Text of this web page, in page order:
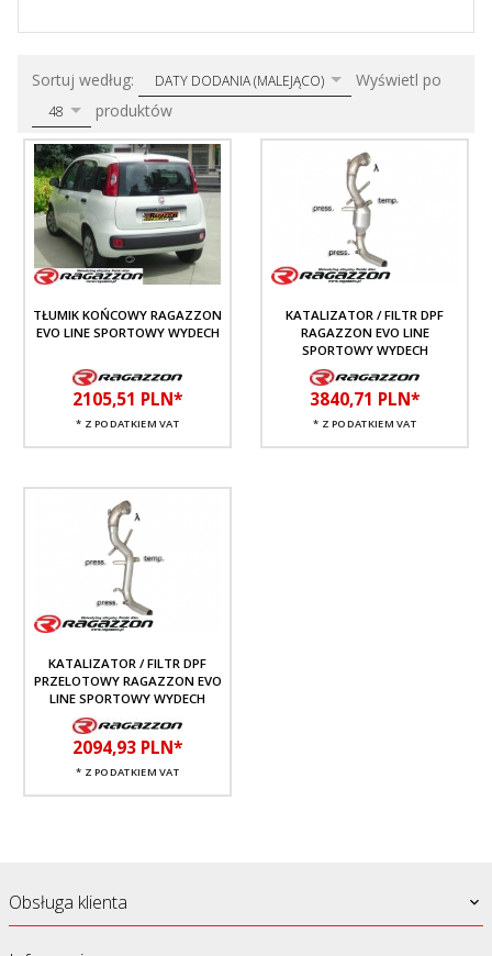
Sortuj według: sortDATY DODANIA (MALEJĄCO) Wyświetl po
48 produktów
TŁUMIK KOŃCOWY RAGAZZON
EVO LINE SPORTOWY WYDECH
2105,51 PLN*
* Z PODATKIEM VAT
KATALIZATOR / FILTR DPF
RAGAZZON EVO LINE
SPORTOWY WYDECH
3840,71 PLN*
* Z PODATKIEM VAT
KATALIZATOR / FILTR DPF
PRZELOTOWY RAGAZZON EVO
LINE SPORTOWY WYDECH
2094,93 PLN*
* Z PODATKIEM VAT
Obsługa klienta